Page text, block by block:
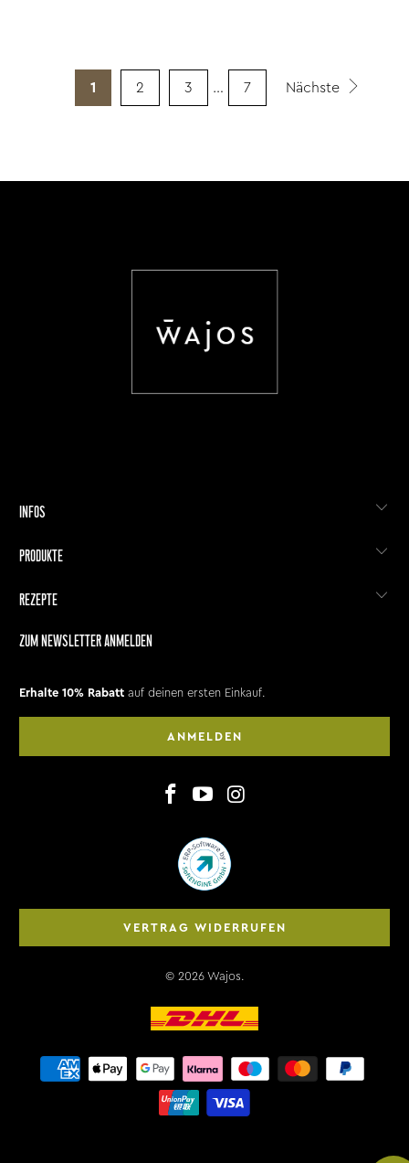
1 2 3 … 7 Nächste
INFOS
PRODUKTE
REZEPTE
ZUM NEWSLETTER ANMELDEN
Erhalte 10% Rabatt auf deinen ersten Einkauf.
ANMELDEN
VERTRAG WIDERRUFEN
© 2026 Wajos.